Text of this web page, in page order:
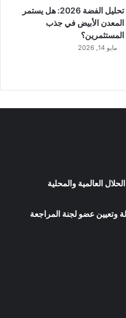
تحليل الفضة 2026: هل يستمر
المعدن الأبيض في جذب
المستثمرين؟
مايو 14, 2026
العالمية والمحلية
وتعيين عضو لجنة المراجعة